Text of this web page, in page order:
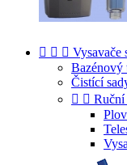
   Vysavače
Bazénový
Čistící
  Ruční